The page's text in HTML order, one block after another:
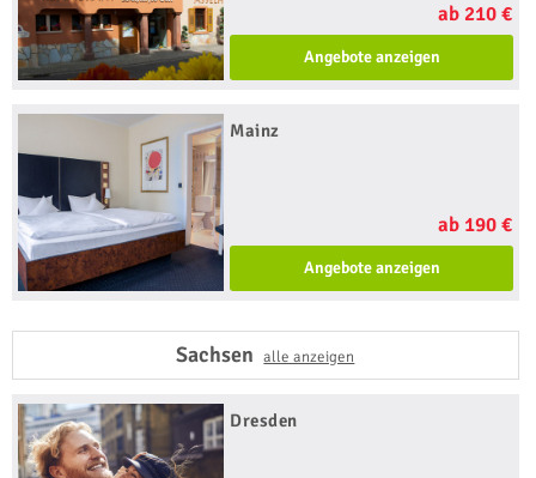
ab 210 €
Angebote anzeigen
Mainz
ab 190 €
Angebote anzeigen
Sachsenalle anzeigen
Dresden